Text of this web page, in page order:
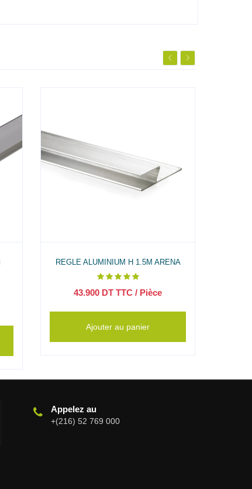
REGLE ALUMINIUM H 1.5M ARENA
43.900 DT TTC / Pièce
Ajouter au panier
Appelez au
+(216) 52 769 000